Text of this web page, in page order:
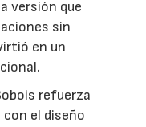
versión que
sin
en un
refuerza
el diseño